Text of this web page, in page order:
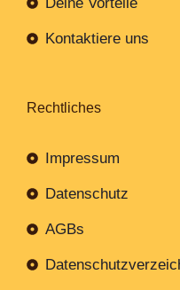
Kontaktiere uns
Rechtliches
Impressum
Datenschutz
AGBs